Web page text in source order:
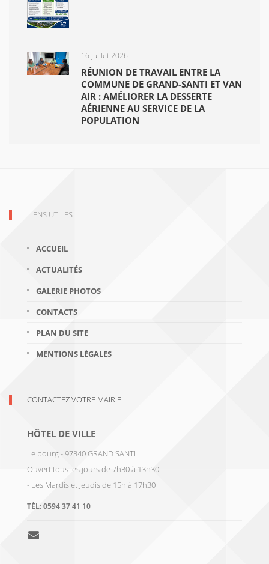
16 juillet 2026
RÉUNION DE TRAVAIL ENTRE LA
COMMUNE DE GRAND-SANTI ET VAN
AIR : AMÉLIORER LA DESSERTE
AÉRIENNE AU SERVICE DE LA
POPULATION
LIENS UTILES
ACCUEIL
ACTUALITÉS
GALERIE PHOTOS
CONTACTS
PLAN DU SITE
MENTIONS LÉGALES
CONTACTEZ VOTRE MAIRIE
HÔTEL DE VILLE
Le bourg - 97340 GRAND SANTI
Ouvert tous les jours de 7h30 à 13h30
- Les Mardis et Jeudis de 15h à 17h30
TÉL:0594 37 41 10